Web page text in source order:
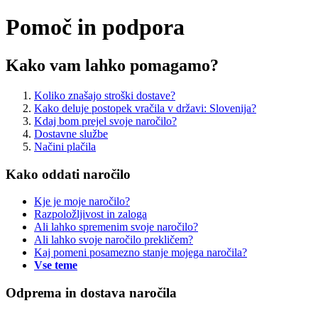
Pomoč in podpora
Kako vam lahko pomagamo?
Koliko znašajo stroški dostave?
Kako deluje postopek vračila v državi: Slovenija?
Kdaj bom prejel svoje naročilo?
Dostavne službe
Načini plačila
Kako oddati naročilo
Kje je moje naročilo?
Razpoložljivost in zaloga
Ali lahko spremenim svoje naročilo?
Ali lahko svoje naročilo prekličem?
Kaj pomeni posamezno stanje mojega naročila?
Vse teme
Odprema in dostava naročila